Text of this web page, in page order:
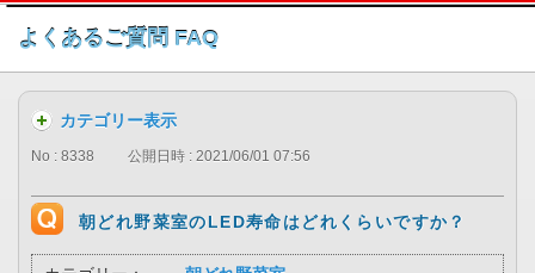
このページの本文へ
よくあるご質問 FAQ
カテゴリー表示
No : 8338 公開日時 : 2021/06/01 07:56
朝どれ野菜室のLED寿命はどれくらいですか？